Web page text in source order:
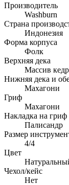
Производитель
Washburn
Страна
Индонезия
Форма корпуса
Фолк
Верхняя дека
Массив
Нижняя дека и
Махагони
Гриф
Махагони
Накладка на гриф
Палисандр
Размер
4/4
Цвет
Чехол/кейс
Нет